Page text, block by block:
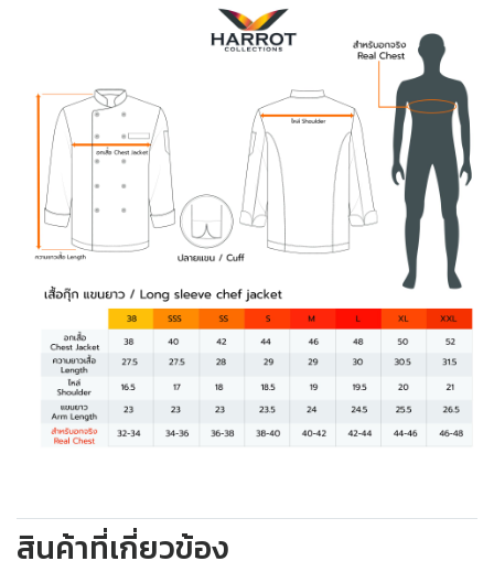
สินค้าที่เกี่ยวข้อง